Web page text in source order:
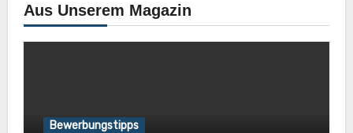
Aus Unserem Magazin
Bewerbungstipps